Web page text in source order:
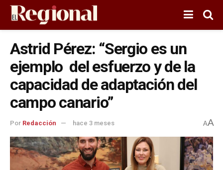
Astrid Pérez: “Sergio es un
ejemplo del esfuerzo y de la
capacidad de adaptación del
campo canario”
Por Redacción hace 3 meses AA